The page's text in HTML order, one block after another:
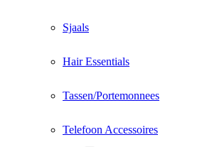
Sjaals
Hair Essentials
Tassen/Portemonnees
Telefoon Accessoires